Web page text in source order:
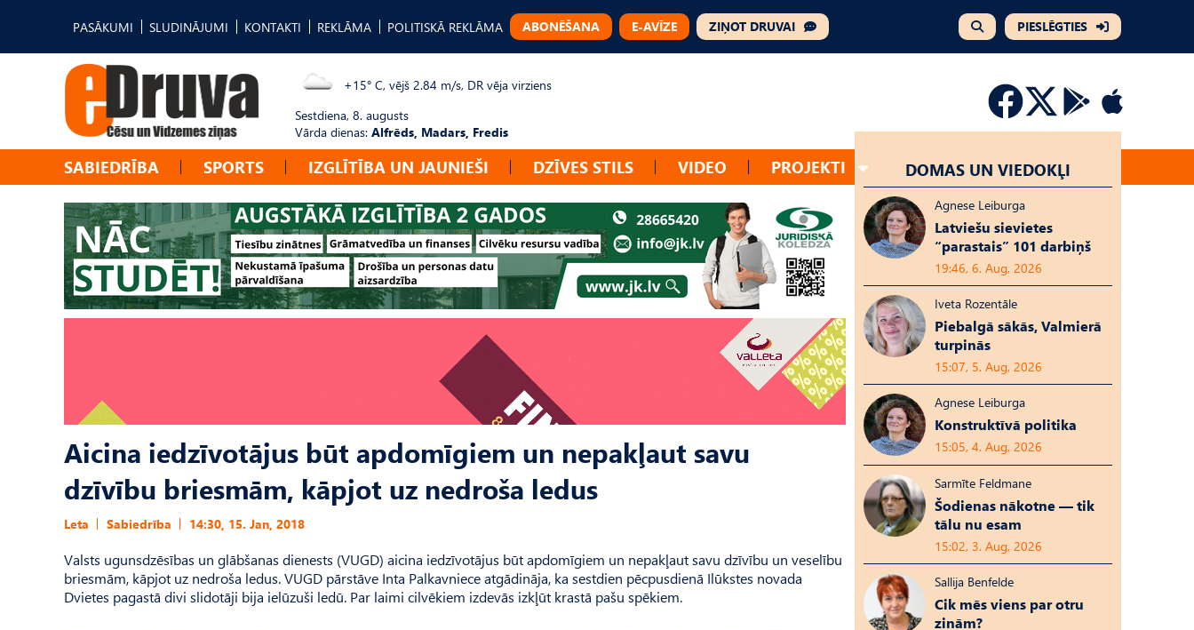
PASĀKUMI SLUDINĀJUMI KONTAKTI REKLĀMA POLITISKĀ REKLĀMA ABONĒŠANA E-AVĪZE ZIŅOT DRUVAI PIESLĒGTIES
+15° C, vējš 2.84 m/s, DR vēja virziens
Sestdiena, 8. augusts
Vārda dienas: Alfrēds, Madars, Fredis
SABIEDRĪBA SPORTS IZGLĪTĪBA UN JAUNIEŠI DZĪVES STILS VIDEO PROJEKTI
Aicina iedzīvotājus būt apdomīgiem un nepakļaut savu
dzīvību briesmām, kāpjot uz nedroša ledus
Leta Sabiedrība 14:30, 15. Jan, 2018
Valsts ugunsdzēsības un glābšanas dienests (VUGD) aicina iedzīvotājus būt apdomīgiem un nepakļaut savu dzīvību un veselību
briesmām, kāpjot uz nedroša ledus. VUGD pārstāve Inta Palkavniece atgādināja, ka sestdien pēcpusdienā Ilūkstes novada
Dvietes pagastā divi slidotāji bija ielūzuši ledū. Par laimi cilvēkiem izdevās izkļūt krastā pašu spēkiem.
DOMAS UN VIEDOKĻI
Agnese Leiburga
Latviešu sievietes
“parastais” 101 darbiņš
19:46, 6. Aug, 2026
Iveta Rozentāle
Piebalgā sākās, Valmierā
turpinās
15:07, 5. Aug, 2026
Agnese Leiburga
Konstruktīvā politika
15:05, 4. Aug, 2026
Sarmīte Feldmane
Šodienas nākotne — tik
tālu nu esam
15:02, 3. Aug, 2026
Sallija Benfelde
Cik mēs viens par otru
zinām?